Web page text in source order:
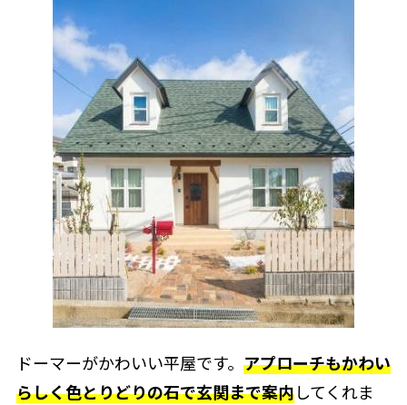
ドーマーがかわいい平屋です。 アプローチもかわい
らしく色とりどりの石で玄関まで案内してくれま